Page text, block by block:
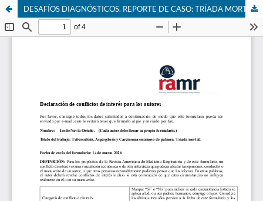
DESAFÍOS DIAGNÓSTICOS. REPORTE DE CASO: TRÍADA MORTAL POR TUBERCULOSIS, ASPERGILOSIS Y CARCINOMA ESCAMOSO DE PULMÓN